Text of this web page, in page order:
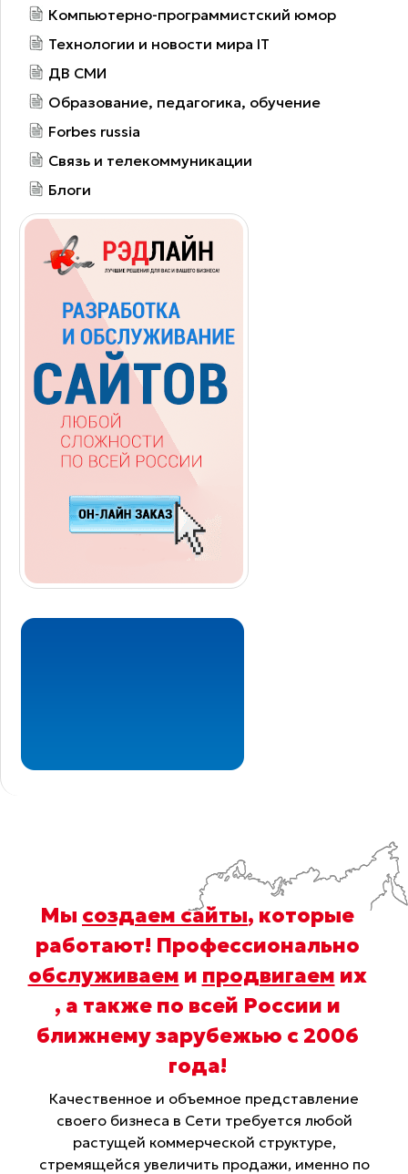
Компьютерно-программистский юмор
Технологии и новости мира IT
ДВ СМИ
Образование, педагогика, обучение
Forbes russia
Связь и телекоммуникации
Блоги
Мы создаем сайты, которые
работают! Профессионально
обслуживаем и продвигаем их
, а также по всей России и
ближнему зарубежью с 2006
года!
Качественное и объемное представление
своего бизнеса в Сети требуется любой
растущей коммерческой структуре,
стремящейся увеличить продажи, именно по